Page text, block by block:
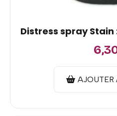
Distress spray
AJOUTER